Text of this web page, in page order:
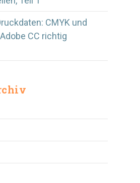
CMYK und
CC richtig